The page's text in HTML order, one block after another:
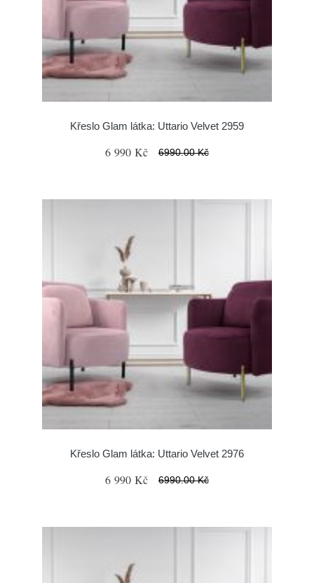
Křeslo Glam látka: Uttario Velvet 2959
6 990 Kč 6990.00 Kč
Křeslo Glam látka: Uttario Velvet 2976
6 990 Kč 6990.00 Kč